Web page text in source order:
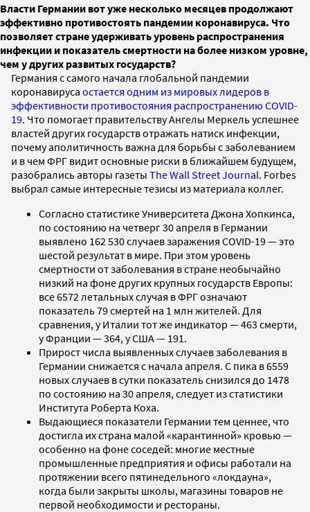
Власти Германии вот уже несколько месяцев продолжают
эффективно противостоять пандемии коронавируса. Что
позволяет стране удерживать уровень распространения
инфекции и показатель смертности на более низком уровне,
чем у других развитых государств?
Германия с самого начала глобальной пандемии
коронавируса остается одним из мировых лидеров в
эффективности противостояния распространению COVID-
19. Что помогает правительству Ангелы Меркель успешнее
властей других государств отражать натиск инфекции,
почему аполитичность важна для борьбы с заболеванием
и в чем ФРГ видит основные риски в ближайшем будущем,
разобрались авторы газеты The Wall Street Journal. Forbes
выбрал самые интересные тезисы из материала коллег.
Согласно статистике Университета Джона Хопкинса,
по состоянию на четверг 30 апреля в Германии
выявлено 162 530 случаев заражения COVID-19 — это
шестой результат в мире. При этом уровень
смертности от заболевания в стране необычайно
низкий на фоне других крупных государств Европы:
все 6572 летальных случая в ФРГ означают
показатель 79 смертей на 1 млн жителей. Для
сравнения, у Италии тот же индикатор — 463 смерти,
у Франции — 364, у США — 191.
Прирост числа выявленных случаев заболевания в
Германии снижается с начала апреля. С пика в 6559
новых случаев в сутки показатель снизился до 1478
по состоянию на 30 апреля, следует из статистики
Института Роберта Коха.
Выдающиеся показатели Германии тем ценнее, что
достигла их страна малой «карантинной» кровью —
особенно на фоне соседей: многие местные
промышленные предприятия и офисы работали на
протяжении всего пятинедельного «локдауна»,
когда были закрыты школы, магазины товаров не
первой необходимости и рестораны.